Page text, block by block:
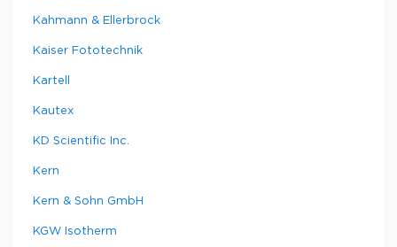
Kahmann & Ellerbrock
Kaiser Fototechnik
Kartell
Kautex
KD Scientific Inc.
Kern
Kern & Sohn GmbH
KGW Isotherm